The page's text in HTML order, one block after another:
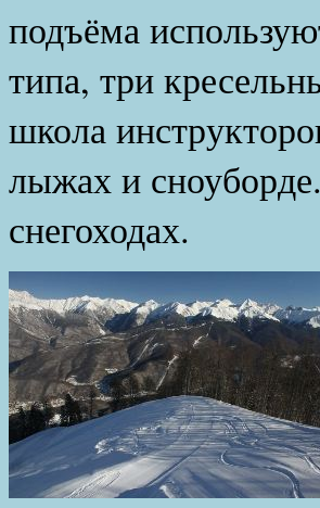
подъёма
типа, три
школа
лыжах и
снегоходах.